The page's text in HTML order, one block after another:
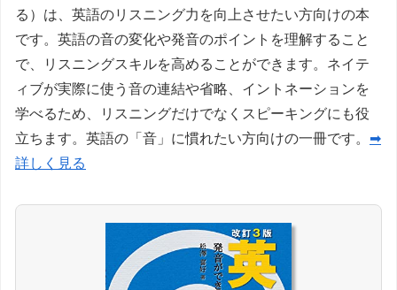
る）は、英語のリスニング力を向上させたい方向けの本
です。英語の音の変化や発音のポイントを理解すること
で、リスニングスキルを高めることができます。ネイテ
ィブが実際に使う音の連結や省略、イントネーションを
学べるため、リスニングだけでなくスピーキングにも役
立ちます。英語の「音」に慣れたい方向けの一冊です。 ➡
詳しく見る